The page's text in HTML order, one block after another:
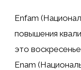
Enfam
повышения
это
Enam